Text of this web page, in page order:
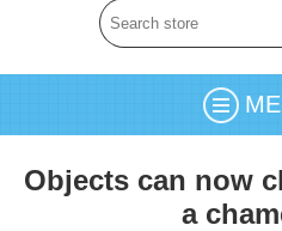
Objects can now
a